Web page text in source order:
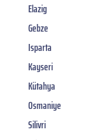
Elazig
Gebze
Isparta
Kayseri
Kütahya
Osmaniye
Silivri